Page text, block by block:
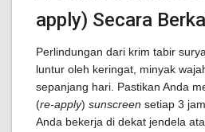
apply) Secara
Perlindungan dari krim tabir
luntur oleh keringat, minyak
sepanjang hari. Pastikan Anda
(re-apply) sunscreen setiap 3
Anda bekerja di dekat jendela